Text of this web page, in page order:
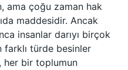
ama çoğu zaman hak
maddesidir. Ancak
insanlar darıyı birçok
farklı türde besinler
her bir toplumun